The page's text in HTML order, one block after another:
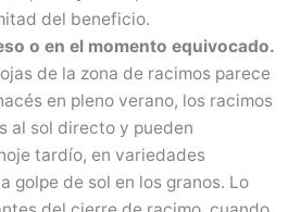
del beneficio.
o en el momento equivocado.
de la zona de racimos parece
en pleno verano, los racimos
al sol directo y pueden
tardío, en variedades
golpe de sol en los granos. Lo